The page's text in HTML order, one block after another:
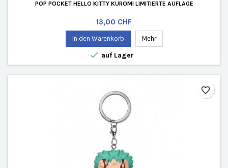
POP POCKET HELLO KITTY KUROMI LIMITIERTE AUFLAGE
Preis
13,00 CHF
In den Warenkorb Mehr
 auf Lager
favorite_border